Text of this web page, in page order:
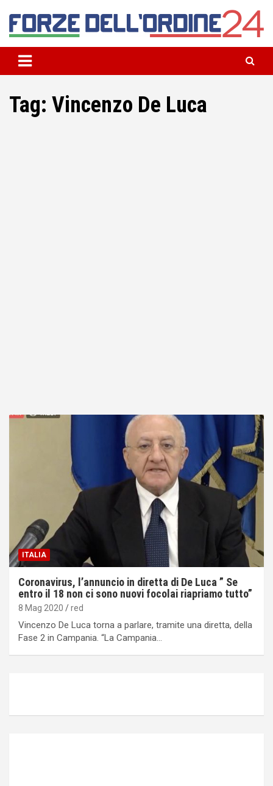
content
Forze dell’Ordine 24
Tag: Vincenzo De Luca
ITALIA
Coronavirus, l’annuncio in diretta di De Luca ” Se
entro il 18 non ci sono nuovi focolai riapriamo tutto”
8 Mag 2020 red
Vincenzo De Luca torna a parlare, tramite una diretta, della
Fase 2 in Campania. “La Campania…